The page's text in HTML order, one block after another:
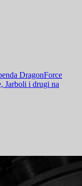
DragonForce
Jarboli i drugi na